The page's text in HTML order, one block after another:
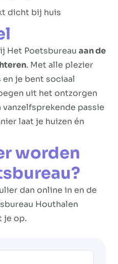
dicht bij huis
Het Poetsbureau aan de
. Met alle plezier
je bent sociaal
uit het ontzorgen
passie
laat je huizen én
worden
dan online in en de
Houthalen
je op.